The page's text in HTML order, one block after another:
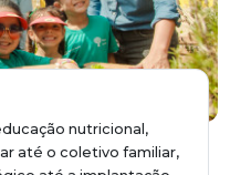
nutricional,
até o coletivo familiar,